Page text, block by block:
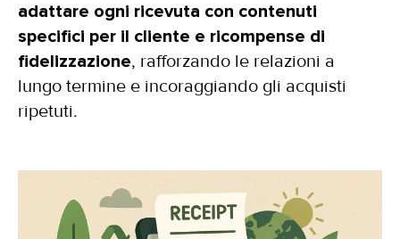
adattare ogni ricevuta con contenuti
specifici per il cliente e ricompense di
fidelizzazione, rafforzando le relazioni a
lungo termine e incoraggiando gli acquisti
ripetuti.